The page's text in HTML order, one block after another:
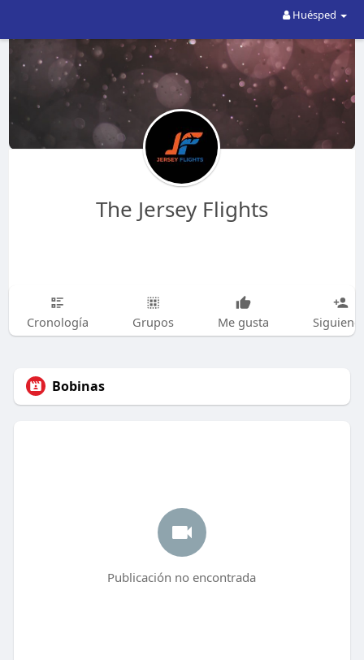
Huésped
The Jersey Flights
Cronología Grupos Me gusta
Bobinas
Publicación no encontrada